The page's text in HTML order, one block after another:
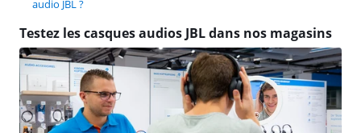
audio JBL ?
Testez les casques audios JBL dans nos magasins